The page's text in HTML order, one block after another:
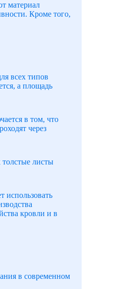
материал
Кроме того,
всех типов
а площадь
в том, что
через
листы
использовать
кровли и в
в современном